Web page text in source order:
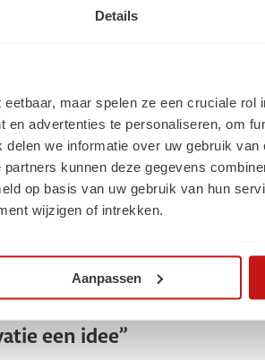
Details
maar spelen ze een cruciale rol
en advertenties te personaliseren, om
we informatie over uw gebruik
kunnen deze gegevens
op basis van uw gebruik van hun
wijzigen of intrekken.
Aanpassen
goede executie blijft
een idee”